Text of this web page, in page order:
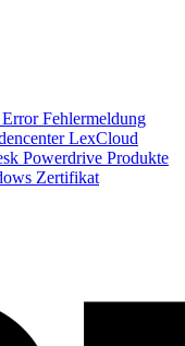
ErrorFehlermeldung
LexCloud
Powerdrive Produkte
Zertifikat